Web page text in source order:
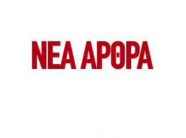
ΝΕΑ ΆΡΘΡΑ